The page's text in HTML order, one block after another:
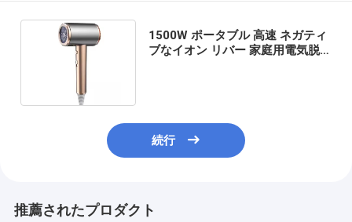
1500W ポータブル 高速 ネガティ
ブなイオン リバー 家庭用電気脱
続行
推薦されたプロダクト